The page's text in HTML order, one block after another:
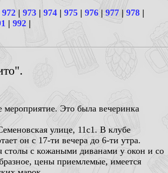
972 | 973 | 974 | 975 | 976| 977 | 978 |
| 992 |
мероприятие. Это была вечеринка
улице, 11с1. В клубе
он с 17-ти вечера до 6-ти утра.
с кожаными диванами у окон и со
цены приемлемые, имеется